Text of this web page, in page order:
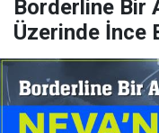
Borderline Bir
Üzerinde İnce